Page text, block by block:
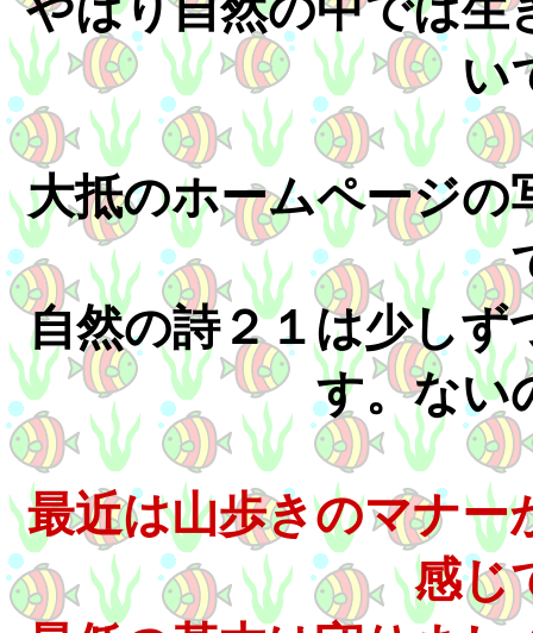
い
大抵のホームページ
自然の詩２１は少しず
す。ない
最近は山歩きのマナー
感じ